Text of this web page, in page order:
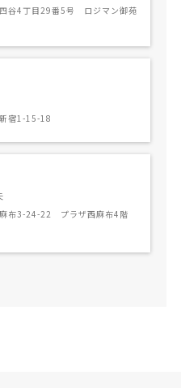
谷4丁目29番5号 ロジマン御苑
宿1-15-18
布3-24-22 プラザ西麻布4階